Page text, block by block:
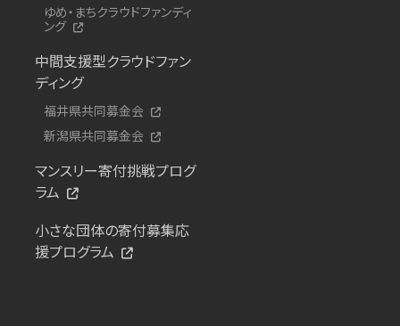
ゆめ・まちクラウドファンディ
ング
中間支援型クラウドファン
ディング
福井県共同募金会
新潟県共同募金会
マンスリー寄付挑戦プログ
ラム
小さな団体の寄付募集応
援プログラム